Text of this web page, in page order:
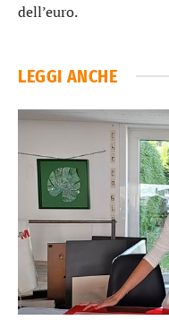
dell’euro.
LEGGI ANCHE